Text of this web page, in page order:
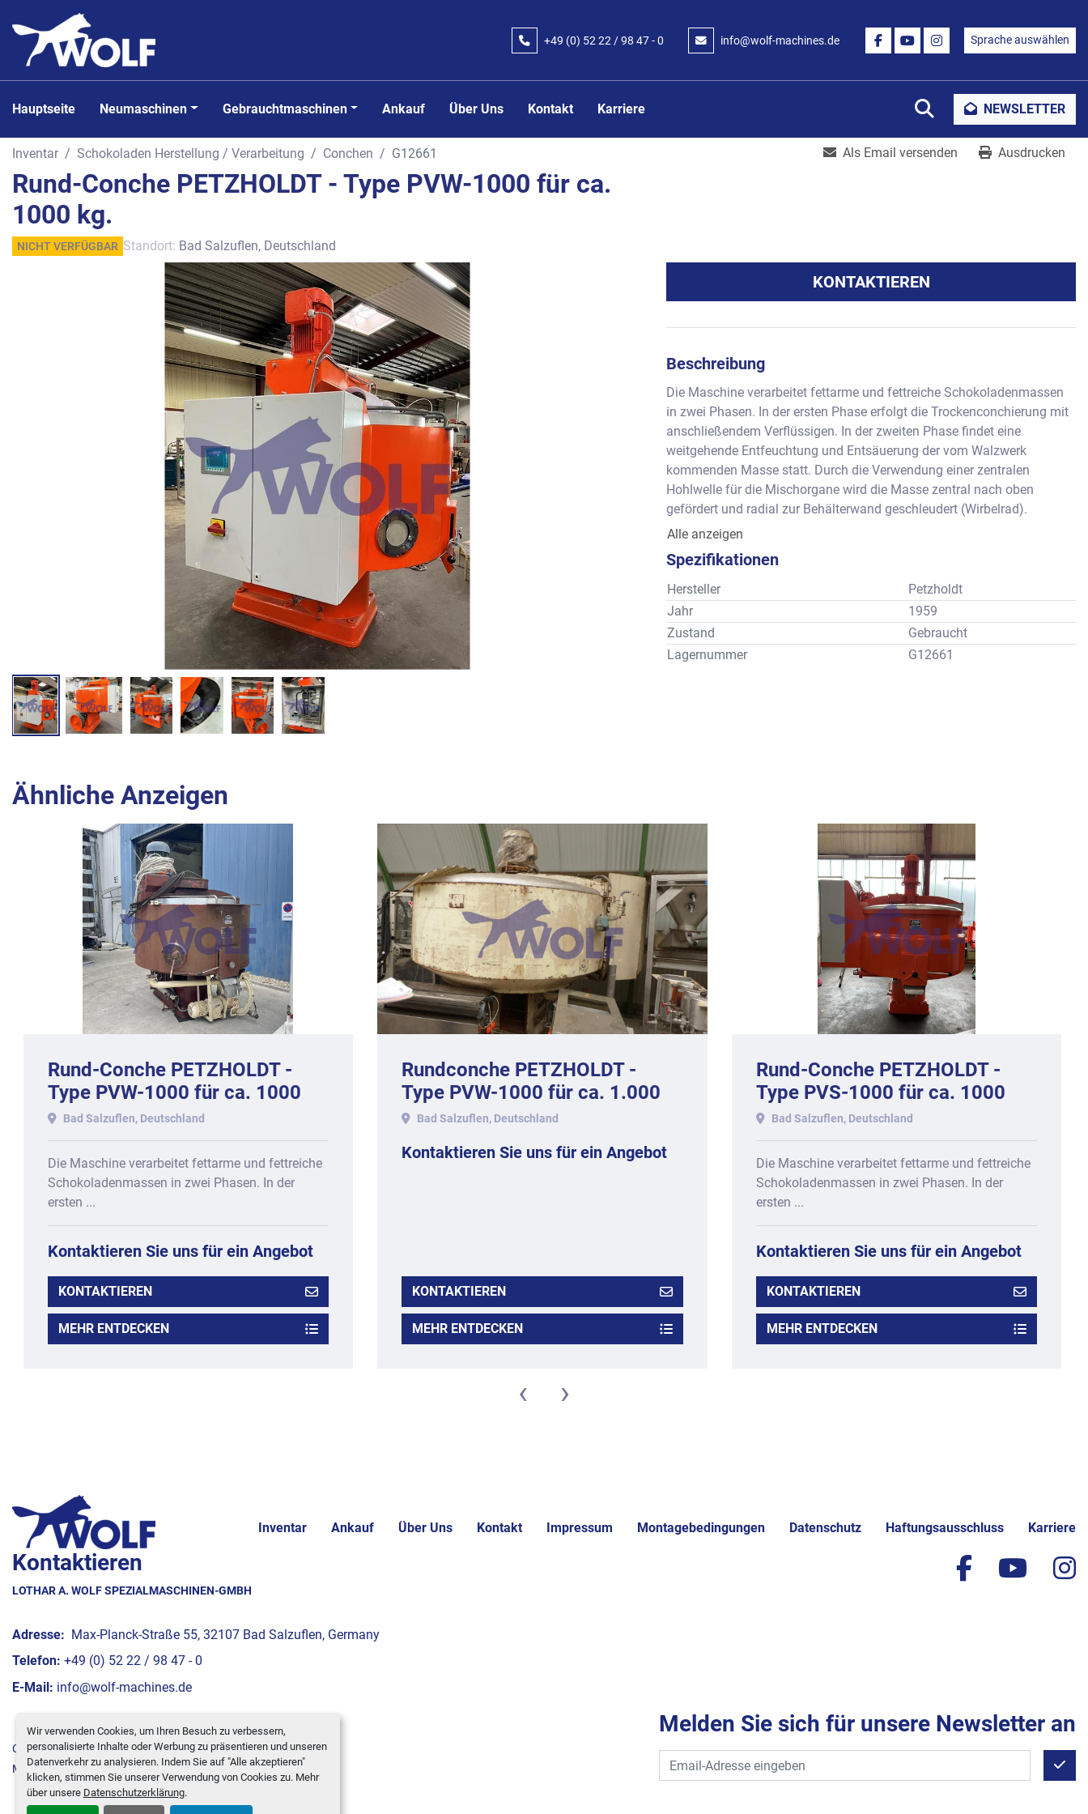
Wir verwenden Cookies, um Ihren Besuch zu verbessern,
personalisierte Inhalte oder Werbung zu präsentieren und unseren
Datenverkehr zu analysieren. Indem Sie auf "Alle akzeptieren"
klicken, stimmen Sie unserer Verwendung von Cookies zu. Mehr
über unsere Datenschutzerklärung.
+49 (0) 52 22 / 98 47 - 0 info@wolf-machines.de
FACEBOOK
YOUTUBEINSTAGRAM
Sprache auswählen
Hauptseite Neumaschinen Gebrauchtmaschinen Ankauf Über Uns Kontakt Karriere SucheNEWSLETTER
Inventar Schokoladen Herstellung / Verarbeitung Conchen G12661 Als Email versenden Ausdrucken
Rund-Conche PETZHOLDT - Type PVW-1000 für ca.
1000 kg.
NICHT VERFÜGBAR Standort: Bad Salzuflen, Deutschland
KONTAKTIEREN
Beschreibung
Die Maschine verarbeitet fettarme und fettreiche Schokoladenmassen
in zwei Phasen. In der ersten Phase erfolgt die Trockenconchierung mit
anschließendem Verflüssigen. In der zweiten Phase findet eine
weitgehende Entfeuchtung und Entsäuerung der vom Walzwerk
kommenden Masse statt. Durch die Verwendung einer zentralen
Hohlwelle für die Mischorgane wird die Masse zentral nach oben
gefördert und radial zur Behälterwand geschleudert (Wirbelrad).
Füllmenge      : ca. 1.000 bis 1.300 kg abhängig von der jeweiligen
Abmessungen: ca. 2265 x 2000 x 2420 mm
Eigengewicht : ca. 4200 kg
Alle Angaben gemäß Prospektbeschreibung des Herstellers, wobei
Ausrüstungsmerkmale vom Standard abweichen können.
Alle anzeigen
Spezifikationen
Hersteller
Petzholdt
Jahr
1959
Zustand
Gebraucht
Lagernummer
G12661
Ähnliche Anzeigen
Rund-Conche PETZHOLDT -
Type PVW-1000 für ca. 1000
kg.Bad Salzuflen, Deutschland
Die Maschine verarbeitet fettarme und fettreiche
Schokoladenmassen in zwei Phasen. In der
ersten ...
Kontaktieren Sie uns für ein Angebot
KONTAKTIEREN
MEHR ENTDECKEN
Rundconche PETZHOLDT -
Type PVW-1000 für ca. 1.000
kg..Bad Salzuflen, Deutschland
Kontaktieren Sie uns für ein Angebot
KONTAKTIEREN
MEHR ENTDECKEN
Rund-Conche PETZHOLDT -
Type PVS-1000 für ca. 1000
kg.Bad Salzuflen, Deutschland
Die Maschine verarbeitet fettarme und fettreiche
Schokoladenmassen in zwei Phasen. In der
ersten ...
Kontaktieren Sie uns für ein Angebot
KONTAKTIEREN
MEHR ENTDECKEN
‹ ›
Inventar Ankauf Über Uns Kontakt Impressum Montagebedingungen Datenschutz Haftungsausschluss Karriere
Kontaktieren
LOTHAR A. WOLF SPEZIALMASCHINEN-GMBH
Adresse: Max-Planck-Straße 55, 32107 Bad Salzuflen, Germany
Telefon: +49 (0) 52 22 / 98 47 - 0
E-Mail: info@wolf-machines.de
Cookie-Einstellungen
Machinio System-Website vonMachinio
facebook
Melden Sie sich für unsere Newsletter an